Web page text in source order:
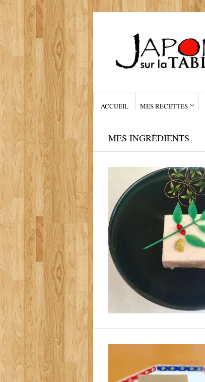
ACCUEIL MES RECETTES
MES INGRÉDIENTS